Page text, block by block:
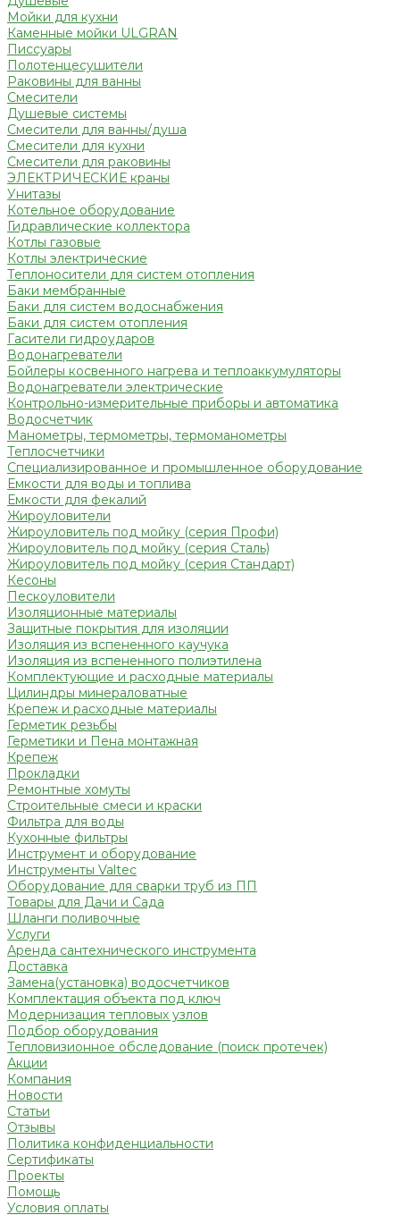
Мойки для кухни
Каменные мойки ULGRAN
Писсуары
Полотенцесушители
Раковины для ванны
Смесители
Душевые системы
Смесители для ванны/душа
Смесители для кухни
Смесители для раковины
ЭЛЕКТРИЧЕСКИЕ краны
Унитазы
Котельное оборудование
Гидравлические коллектора
Котлы газовые
Котлы электрические
Теплоносители для систем отопления
Баки мембранные
Баки для систем водоснабжения
Баки для систем отопления
Гасители гидроударов
Водонагреватели
Бойлеры косвенного нагрева и теплоаккумуляторы
Водонагреватели электрические
Контрольно-измерительные приборы и автоматика
Водосчетчик
Манометры, термометры, термоманометры
Теплосчетчики
Специализированное и промышленное оборудование
Емкости для воды и топлива
Емкости для фекалий
Жироуловители
Жироуловитель под мойку (серия Профи)
Жироуловитель под мойку (серия Сталь)
Жироуловитель под мойку (серия Стандарт)
Кесоны
Пескоуловители
Изоляционные материалы
Защитные покрытия для изоляции
Изоляция из вспененного каучука
Изоляция из вспененного полиэтилена
Комплектующие и расходные материалы
Цилиндры минераловатные
Крепеж и расходные материалы
Герметик резьбы
Герметики и Пена монтажная
Крепеж
Прокладки
Ремонтные хомуты
Строительные смеси и краски
Фильтра для воды
Кухонные фильтры
Инструмент и оборудование
Инструменты Valtec
Оборудование для сварки труб из ПП
Товары для Дачи и Сада
Шланги поливочные
Услуги
Аренда сантехнического инструмента
Доставка
Замена(установка) водосчетчиков
Комплектация объекта под ключ
Модернизация тепловых узлов
Подбор оборудования
Тепловизионное обследование (поиск протечек)
Акции
Компания
Новости
Статьи
Отзывы
Политика конфиденциальности
Сертификаты
Проекты
Помощь
Условия оплаты